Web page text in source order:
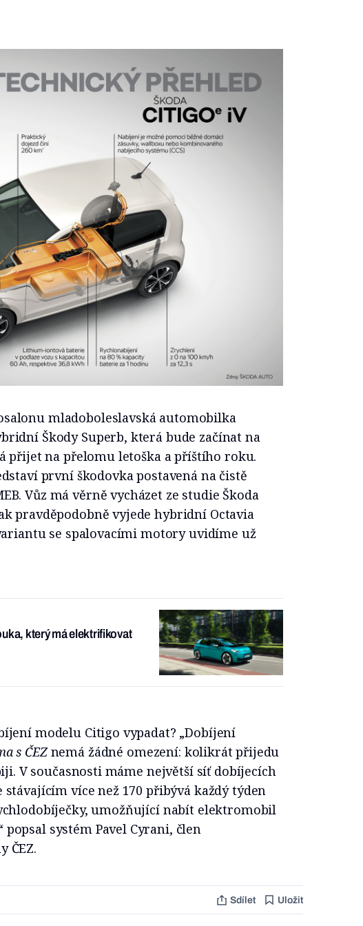
mladoboleslavská automobilka
Škody Superb, která bude začínat na
přijet na přelomu letoška a příštího roku.
první škodovka postavená na čistě
Vůz má věrně vycházet ze studie Škoda
pravděpodobně vyjede hybridní Octavia
se spalovacími motory uvidíme už
který má elektrifikovat
modelu Citigo vypadat? „Dobíjení
s ČEZnemá žádné omezení: kolikrát přijedu
V současnosti máme největší síť dobíjecích
více než 170 přibývá každý týden
umožňující nabít elektromobil
systém Pavel Cyrani, člen
ČEZ.
Sdílet Uložit